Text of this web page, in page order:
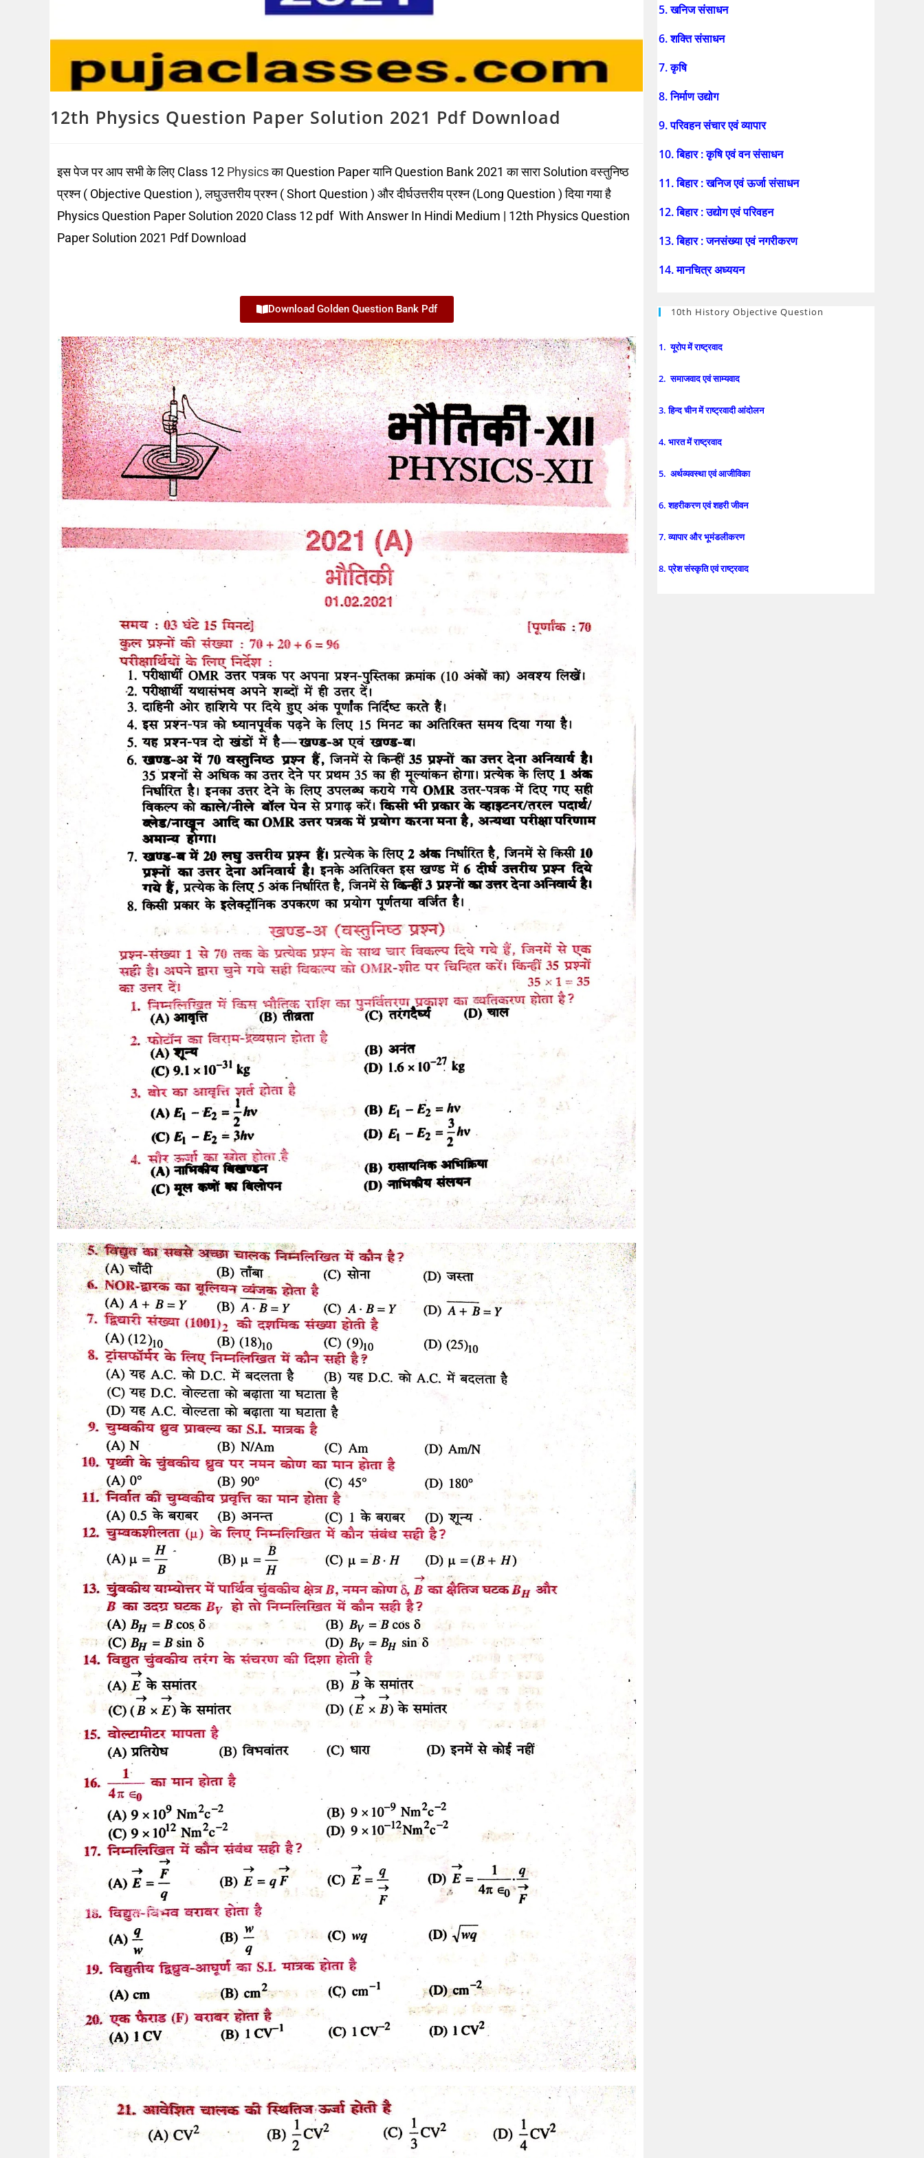
12th Physics Question Paper Solution 2021 Pdf Download
इस पेज पर आप सभी के लिए Class 12 Physicsका Question Paper यानि Question Bank 2021 का सारा Solution वस्तुनिष्ठ
प्रश्न ( Objective Question ), लघुउत्तरीय प्रश्न ( Short Question ) और दीर्घउत्तरीय प्रश्न (Long Question ) दिया गया है
Physics Question Paper Solution 2020 Class 12 pdf With Answer In Hindi Medium | 12th Physics Question
Paper Solution 2021 Pdf Download
Download Golden Question Bank Pdf
5. खनिज संसाधन
6. शक्ति संसाधन
7. कृषि
8. निर्माण उद्योग
9. परिवहन संचार एवं व्यापार
10. बिहार : कृषि एवं वन संसाधन
11. बिहार : खनिज एवं ऊर्जा संसाधन
12. बिहार : उद्योग एवं परिवहन
13. बिहार : जनसंख्या एवं नगरीकरण
14. मानचित्र अध्ययन
10th History Objective Question
1. यूरोप में राष्ट्रवाद
2. समाजवाद एवं साम्यवाद
3. हिन्द चीन में राष्ट्रवादी आंदोलन
4. भारत में राष्ट्रवाद
5. अर्थव्यवस्था एवं आजीविका
6. शहरीकरण एवं शहरी जीवन
7. व्यापार और भूमंडलीकरण
8. प्रेश संस्कृति एवं राष्ट्रवाद